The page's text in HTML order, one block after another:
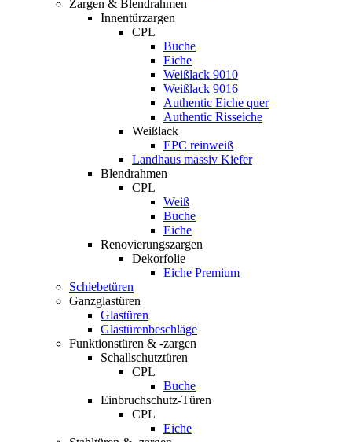
Zargen & Blendrahmen
Innentürzargen
CPL
Buche
Eiche
Weißlack 9010
Weißlack 9016
Authentic Eiche quer
Authentic Risseiche
Weißlack
EPC reinweiß
Landhaus massiv Kiefer
Blendrahmen
CPL
Weiß
Buche
Eiche
Renovierungszargen
Dekorfolie
Eiche Premium
Schiebetüren
Ganzglastüren
Glastüren
Glastürenbeschläge
Funktionstüren & -zargen
Schallschutztüren
CPL
Buche
Einbruchschutz-Türen
CPL
Eiche